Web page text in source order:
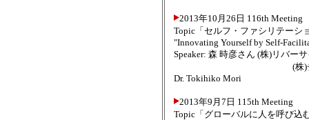
2013年10月26日 116th Meeting
Topic「セルフ・ファシリテーシ
"Innovating Yourself by Self-
Speaker: 森 時彦さん (株)リバー
(株)チェンジ・マネ
Dr. Tokihiko Mori
2013年9月7日 115th Meeting
Topic「グローバルに人を呼び込